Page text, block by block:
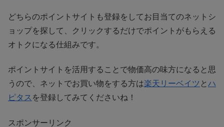
どちらのポイントサイトも登録をしてお目当てのネットシ
ョップを探して、クリックするだけでポイントがもらえる
オトクになる仕組みです。
ポイントサイトを活用することで物価高の味方になると思
うので、ネットでお買い物をする方は楽天リーベイツ と ハ
ピタス を登録してみてくださいね！
スポンサーリンク